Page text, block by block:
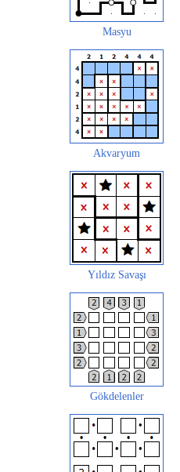
Masyu
Akvaryum
Yıldız Savaşı
Gökdelenler